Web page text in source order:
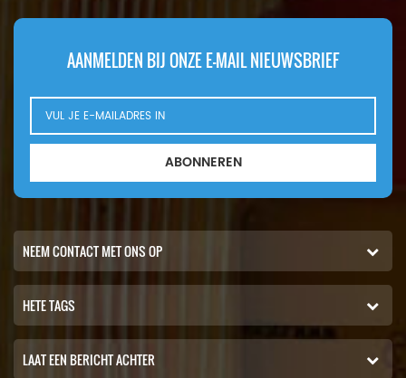
AANMELDEN BIJ ONZE E-MAIL NIEUWSBRIEF
ABONNEREN
NEEM CONTACT MET ONS OP
HETE TAGS
LAAT EEN BERICHT ACHTER